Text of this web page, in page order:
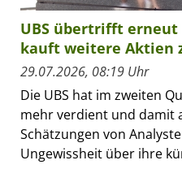
UBS übertrifft erneut
kauft weitere Aktien
29.07.2026, 08:19 Uhr
Die UBS hat im zweiten
mehr verdient und damit
Schätzungen von
Ungewissheit über ihre